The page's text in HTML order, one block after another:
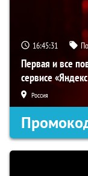
16:45:30
Первая и все
сервисе
Россия